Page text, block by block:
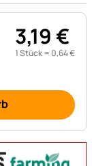
3,19€
1 Stück = 0,64€